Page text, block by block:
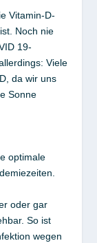
Vitamin-D-
Noch nie
19-
Viele
da wir uns
Sonne
optimale
oder gar
So ist
wegen